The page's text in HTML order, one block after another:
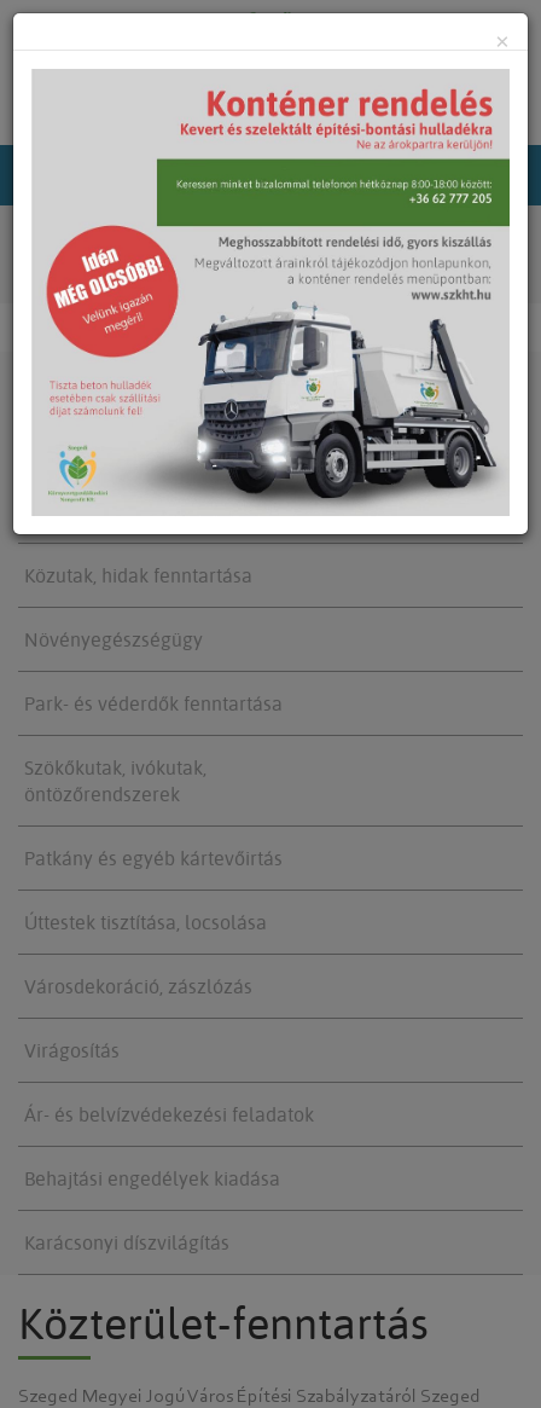
Főoldal Közterület-fenntartás
Fafenntartás
Hulladékgyűjtő edények, padok
Játszóterek üzemeltetése
Közutak, hidak fenntartása
Növényegészségügy
Park- és véderdők fenntartása
Szökőkutak, ivókutak,
öntözőrendszerek
Patkány és egyéb kártevőirtás
Úttestek tisztítása, locsolása
Városdekoráció, zászlózás
Virágosítás
Ár- és belvízvédekezési feladatok
Behajtási engedélyek kiadása
Karácsonyi díszvilágítás
Közterület-fenntartás
Szeged Megyei Jogú Város Építési Szabályzatáról Szeged
×